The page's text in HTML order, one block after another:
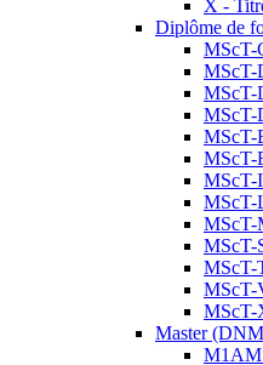
X -
Diplôme de
MScT-
MScT-
MScT-
MScT-
MScT-
MScT-
MScT-
MScT-
MScT-
MScT-
MScT-
MScT-
MScT-
Master